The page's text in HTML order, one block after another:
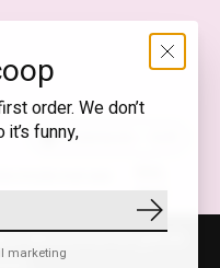
feed
Nederlands — EUR
order. We don’t
funny,
marketing
je akkoord met het gebruik